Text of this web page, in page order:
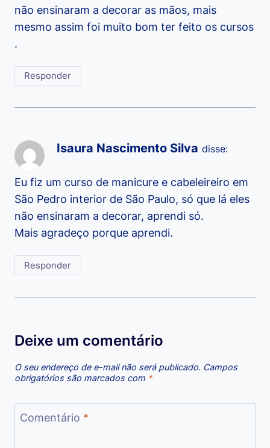
não ensinaram a decorar as mãos, mais
mesmo assim foi muito bom ter feito os cursos
.
Responder
Isaura Nascimento Silva disse:
Eu fiz um curso de manicure e cabeleireiro em
São Pedro interior de São Paulo, só que lá eles
não ensinaram a decorar, aprendi só.
Mais agradeço porque aprendi.
Responder
Deixe um comentário
O seu endereço de e-mail não será publicado. Campos
obrigatórios são marcados com *
Comentário *